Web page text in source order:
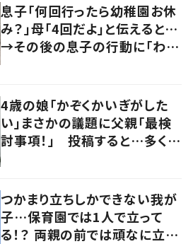
息子「何回行ったら幼稚園お休
み？」母「4回だよ」と伝えると…
→その後の息子の行動に「わか
4歳の娘「かぞくかいぎがした
い」まさかの議題に父親「最検
討事項！」 投稿すると…多くの
つかまり立ちしかできない我が
子…保育園では1人で立って
る！？ 両親の前では頑なに立た